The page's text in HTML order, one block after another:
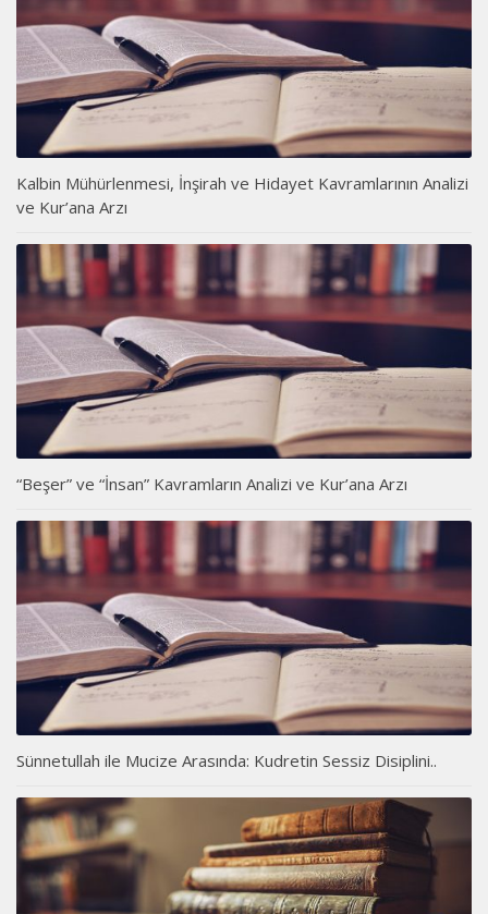
Kalbin Mühürlenmesi, İnşirah ve Hidayet Kavramlarının Analizi
ve Kur’ana Arzı
“Beşer” ve “İnsan” Kavramların Analizi ve Kur’ana Arzı
Sünnetullah ile Mucize Arasında: Kudretin Sessiz Disiplini..